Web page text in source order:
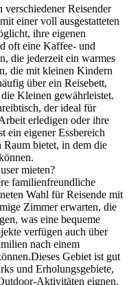
Reisender
einer voll ausgestatteten
ihre eigenen
oft eine Kaffee- und
die jederzeit ein warmes
die mit kleinen Kindern
über ein Reisebett,
Kleinen gewährleistet.
der ideal für
erledigen oder ihre
ein eigener Essbereich
Raum bietet, in dem die
mieten?
familienfreundliche
Wahl für Reisende mit
Zimmer erwarten, die
was eine bequeme
verfügen auch über
nach einem
Gebiet ist gut
und Erholungsgebiete,
Aktivitäten eignen.